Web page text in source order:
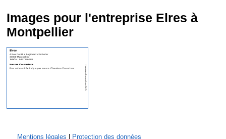
Images pour l'entreprise Elres à
Montpellier
Mentions légales | Protection des données